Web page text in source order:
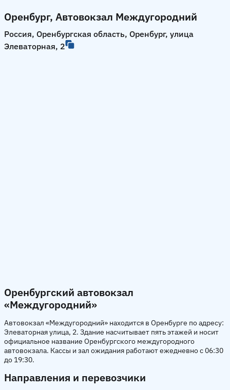
Оренбург, Автовокзал Междугородний
Россия, Оренбургская область, Оренбург, улица
Элеваторная, 2
Оренбургский автовокзал
«Междугородний»
Автовокзал «Междугородний» находится в Оренбурге по адресу:
Элеваторная улица, 2. Здание насчитывает пять этажей и носит
официальное название Оренбургского междугородного
автовокзала. Кассы и зал ожидания работают ежедневно с 06:30
до 19:30.
Направления и перевозчики